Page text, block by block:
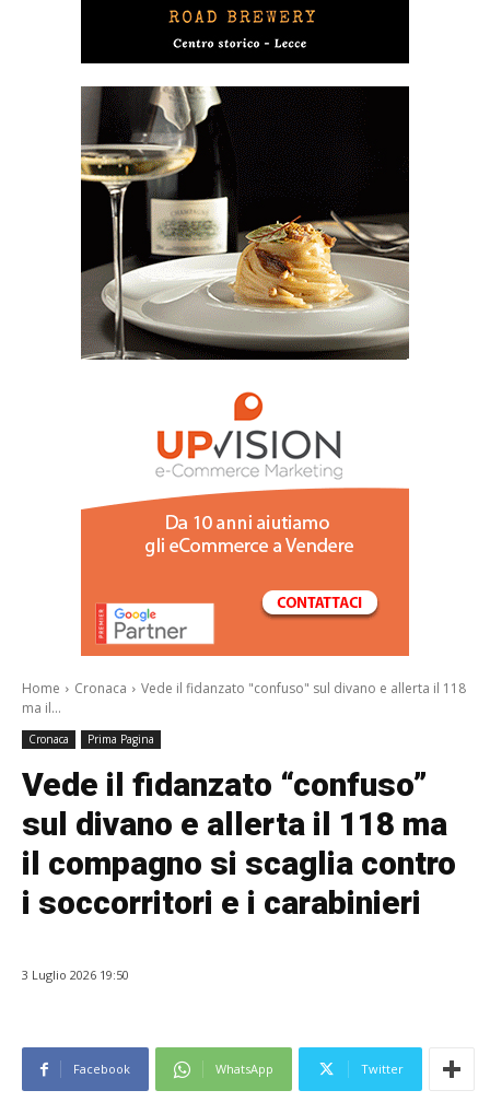
Home
Cronaca
Vede il fidanzato "confuso" sul divano e allerta il 118
ma il...
Cronaca Prima Pagina
Vede il fidanzato “confuso”
sul divano e allerta il 118 ma
il compagno si scaglia contro
i soccorritori e i carabinieri
3 Luglio 2026 19:50
Facebook WhatsApp Twitter